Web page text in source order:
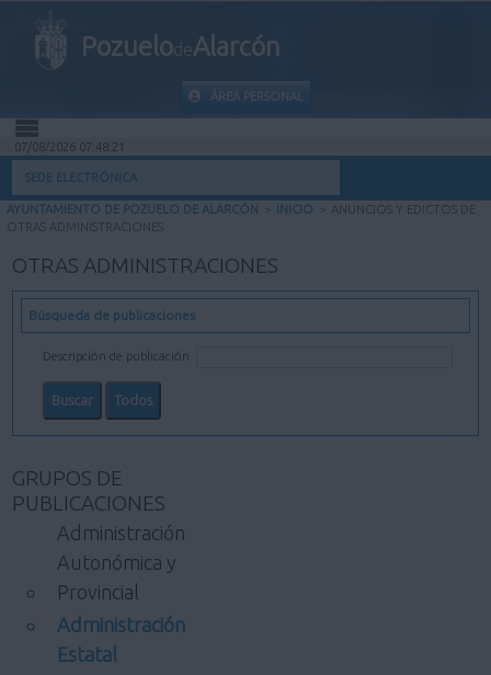
PozuelodeAlarcón
ÁREA PERSONAL
INICIO
INFORMACIÓN PÚBLICA
MI CARPETA
INFORMACIÓN MUNICIPAL
07/08/2026 07:48:21
SEDE ELECTRÓNICA
AYUNTAMIENTO DE POZUELO DE ALARCÓN > INICIO > ANUNCIOS Y EDICTOS DE
OTRAS ADMINISTRACIONES
OTRAS ADMINISTRACIONES
Búsqueda de publicaciones
Descripción de publicación
GRUPOS DE
PUBLICACIONES
Administración
Autonómica y
Provincial
Administración
Estatal